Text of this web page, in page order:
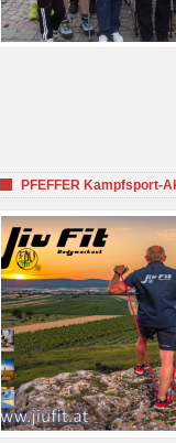
PFEFFER Kampfsport-